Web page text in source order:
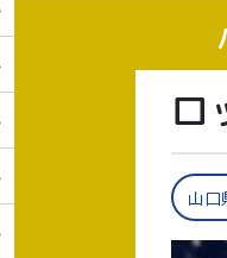
ロ
山口